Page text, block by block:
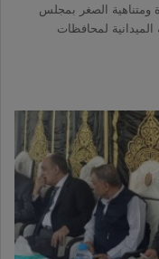
ومتناهية الصغر بمجلس
لمحافظات